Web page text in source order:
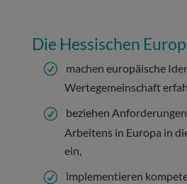
Die Hessischen
machen europäische
Wertegemeinschaft
beziehen
Arbeitens in Europa in
ein,
implementieren